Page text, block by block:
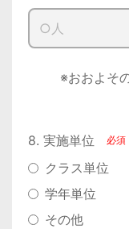
8. 実施単位
クラス単位
学年単位
その他